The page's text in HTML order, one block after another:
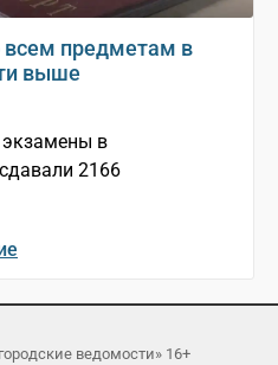
всем предметам в
выше
экзамены в
2166
ведомости» 16+